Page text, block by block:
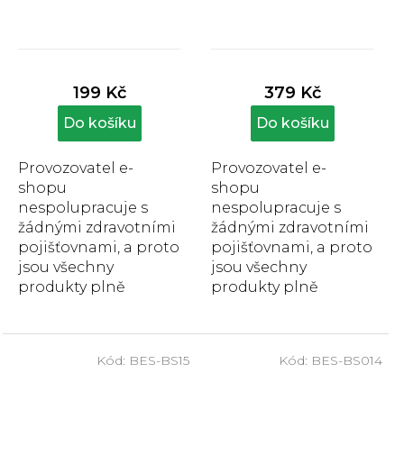
produktu
je
5,0
hvězdiček.
199 Kč
Do košíku
Provozovatel e-
shopu
nespolupracuje s
žádnými zdravotními
pojišťovnami, a proto
jsou všechny
produkty plně
měrkou o...
produktu
je
5,0
hvězdiček.
379 Kč
Do košíku
Provozovatel e-
shopu
nespolupracuje s
žádnými zdravotními
pojišťovnami, a proto
jsou všechny
produkty plně
poskytuje...
Kód: BES-BS15 Kód: BES-BS014